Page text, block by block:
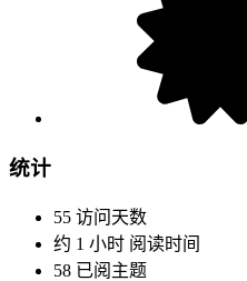
统计
55 访问天数
约 1 小时 阅读时间
58 已阅主题